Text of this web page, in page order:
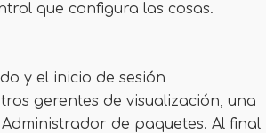
que configura las cosas.
y el inicio de sesión
gerentes de visualización, una
de paquetes. Al final